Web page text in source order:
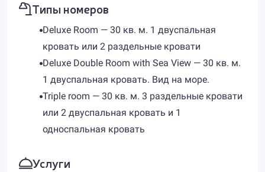
Типы номеров
Deluxe Room — 30 кв. м. 1 двуспальная
кровать или 2 раздельные кровати
Deluxe Double Room with Sea View — 30 кв. м.
1 двуспальная кровать. Вид на море.
Triple room — 30 кв. м. 3 раздельные кровати
или 2 двуспальная кровать и 1
односпальная кровать
Услуги